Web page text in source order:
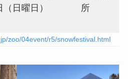
（日曜日）
所
zoo/04event/r5/snowfestival.html